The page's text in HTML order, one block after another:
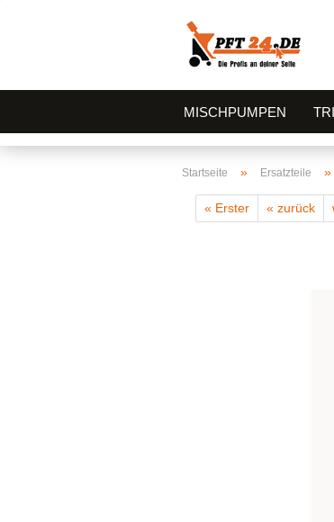
MISCHPUMPEN
Startseite » Ersatzteile »
« Erster « zurück